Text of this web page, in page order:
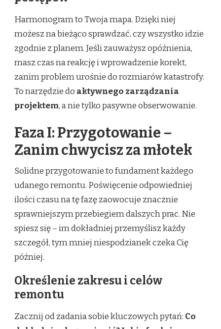
Harmonogram to Twoja mapa. Dzięki niej
możesz na bieżąco sprawdzać, czy wszystko idzie
zgodnie z planem. Jeśli zauważysz opóźnienia,
masz czas na reakcję i wprowadzenie korekt,
zanim problem urośnie do rozmiarów katastrofy.
To narzędzie do aktywnego zarządzania
projektem, a nie tylko pasywne obserwowanie.
Faza I: Przygotowanie –
Zanim chwycisz za młotek
Solidne przygotowanie to fundament każdego
udanego remontu. Poświęcenie odpowiedniej
ilości czasu na tę fazę zaowocuje znacznie
sprawniejszym przebiegiem dalszych prac. Nie
spiesz się – im dokładniej przemyślisz każdy
szczegół, tym mniej niespodzianek czeka Cię
później.
Określenie zakresu i celów
remontu
Zacznij od zadania sobie kluczowych pytań: Co